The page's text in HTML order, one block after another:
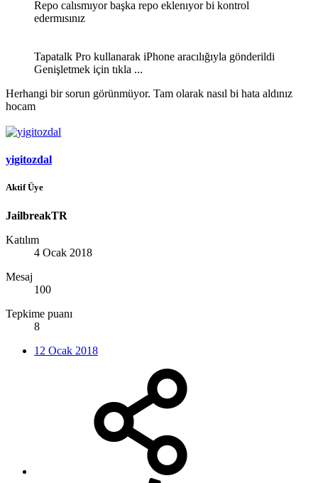
Repo calısmıyor başka repo eklenıyor bi kontrol
edermısınız
Tapatalk Pro kullanarak iPhone aracılığıyla gönderildi
Genişletmek için tıkla ...
Herhangi bir sorun görünmüyor. Tam olarak nasıl bi hata aldınız
hocam
yigitozdal
Aktif Üye
JailbreakTR
Katılım
4 Ocak 2018
Mesaj
100
Tepkime puanı
8
12 Ocak 2018